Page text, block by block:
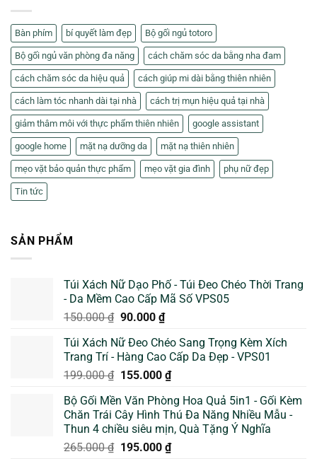
Bàn phím bí quyết làm đẹp Bộ gối ngủ totoro
Bộ gối ngủ văn phòng đa năng cách chăm sóc da bằng nha đam
cách chăm sóc da hiệu quả cách giúp mi dài bằng thiên nhiên
cách làm tóc nhanh dài tại nhà cách trị mụn hiệu quả tại nhà
giảm thâm môi với thực phẩm thiên nhiên google assistant
google home mặt nạ dưỡng da mặt nạ thiên nhiên
mẹo vặt bảo quản thực phẩm mẹo vặt gia đình phụ nữ đẹp
Tin tức
SẢN PHẨM
Túi Xách Nữ Dạo Phố - Túi Đeo Chéo Thời Trang
- Da Mềm Cao Cấp Mã Số VPS05
150.000₫ Giá
là:
150.000 ₫.
90.000 ₫Giá
tại
là:
90.000 ₫.
Túi Xách Nữ Đeo Chéo Sang Trọng Kèm Xích
Trang Trí - Hàng Cao Cấp Da Đẹp - VPS01
199.000₫ Giá
là:
199.000 ₫.
155.000 ₫Giá
tại
là:
155.000 ₫.
Bộ Gối Mền Văn Phòng Hoa Quả 5in1 - Gối Kèm
Chăn Trái Cây Hình Thú Đa Năng Nhiều Mẫu -
Thun 4 chiều siêu mịn, Quà Tặng Ý Nghĩa
265.000₫ Giá
195.000 ₫Giá